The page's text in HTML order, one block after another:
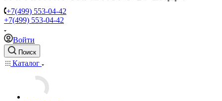
+7(499) 553-04-42
+7(499) 553-04-42
Войти
Поиск
Каталог